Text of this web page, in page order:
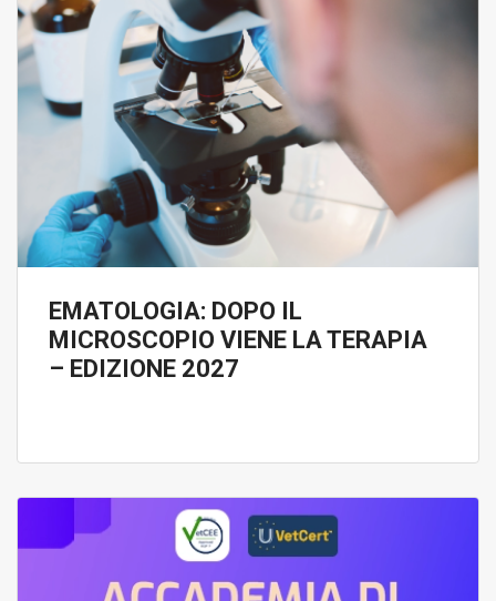
EMATOLOGIA: DOPO IL
MICROSCOPIO VIENE LA TERAPIA
– EDIZIONE 2027